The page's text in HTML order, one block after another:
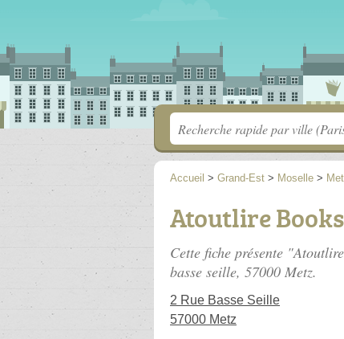
Accueil > Grand-Est > Moselle >
Atoutlire
Cette fiche présente
basse seille, 57000 Metz.
2 Rue Basse Seille
57000 Metz